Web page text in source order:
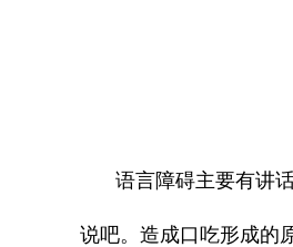
语言障碍主要有讲
说吧。造成口吃形成的